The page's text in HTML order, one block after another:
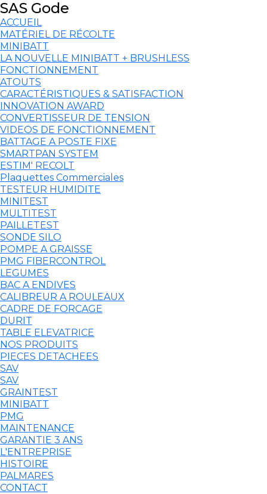
SAS Gode
ACCUEIL
MATÉRIEL DE RÉCOLTE
MINIBATT
LA NOUVELLE MINIBATT + BRUSHLESS
FONCTIONNEMENT
ATOUTS
CARACTÉRISTIQUES & SATISFACTION
INNOVATION AWARD
CONVERTISSEUR DE TENSION
VIDEOS DE FONCTIONNEMENT
BATTAGE A POSTE FIXE
SMARTPAN SYSTEM
ESTIM' RECOLT
Plaquettes Commerciales
TESTEUR HUMIDITE
MINITEST
MULTITEST
PAILLETEST
SONDE SILO
POMPE A GRAISSE
PMG FIBERCONTROL
LEGUMES
BAC A ENDIVES
CALIBREUR A ROULEAUX
CADRE DE FORCAGE
DURIT
TABLE ELEVATRICE
NOS PRODUITS
PIECES DETACHEES
SAV
SAV
GRAINTEST
MINIBATT
PMG
MAINTENANCE
GARANTIE 3 ANS
L'ENTREPRISE
HISTOIRE
PALMARES
CONTACT